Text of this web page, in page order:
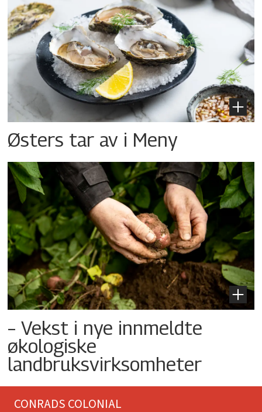
Østers tar av i Meny
– Vekst i nye innmeldte
økologiske
landbruksvirksomheter
CONRADS COLONIAL